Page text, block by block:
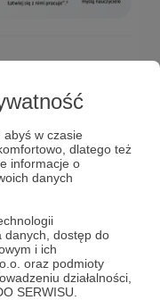
abyś w czasie
dlatego też
informacje o
danych
danych, dostęp do
i ich
oraz podmioty
działalności,
SERWISU.